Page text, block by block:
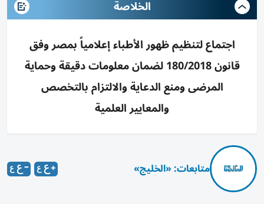
الخلاصة
اجتماع لتنظيم ظهور الأطباء إعلامياً بمصر وفق
قانون 180/2018 لضمان معلومات دقيقة وحماية
المرضى ومنع الدعاية والالتزام بالتخصص
والمعايير العلمية
متابعات: «الخليج»